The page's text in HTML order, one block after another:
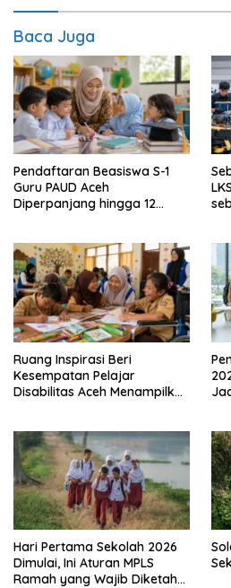
Baca Juga
Pendaftaran Beasiswa S-1
Guru PAUD Aceh
Diperpanjang hingga 12
Ruang Inspirasi Beri
Kesempatan Pelajar
Disabilitas Aceh Menampilkan
Hari Pertama Sekolah 2026
Dimulai, Ini Aturan MPLS
Ramah yang Wajib Diketahui